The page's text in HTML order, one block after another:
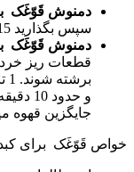
دمنوش قَوّغَک
سپس بگذارید 15 تا 20 دقیقه در آب داغ بماند تا دم بکشد.
دمنوش قَوّغَک
قطعات ریز خرد
و
جایگزین قهوه
خواص قَوّغَک برای